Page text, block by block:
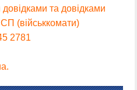
та довідками
(військкомати)
2781